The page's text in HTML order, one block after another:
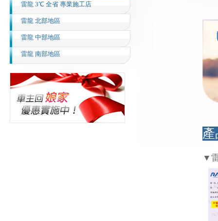
雷龍 3℃ 全省 專業施工店
雷龍 北部地區
雷龍 中部地區
雷龍 南部地區
▼